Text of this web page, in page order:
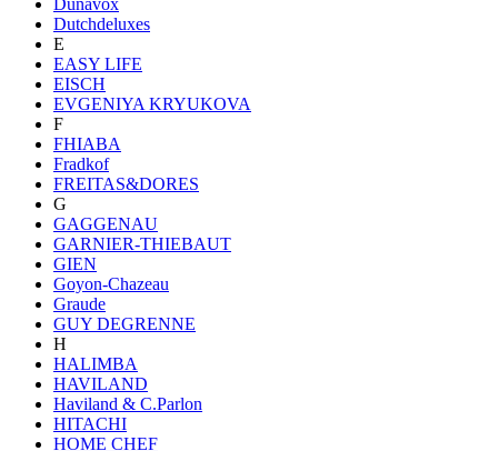
Dutchdeluxes
E
EASY LIFE
EISCH
EVGENIYA KRYUKOVA
F
FHIABA
Fradkof
FREITAS&DORES
G
GAGGENAU
GARNIER-THIEBAUT
GIEN
Goyon-Chazeau
Graude
GUY DEGRENNE
H
HALIMBA
HAVILAND
Haviland & C.Parlon
HITACHI
HOME CHEF